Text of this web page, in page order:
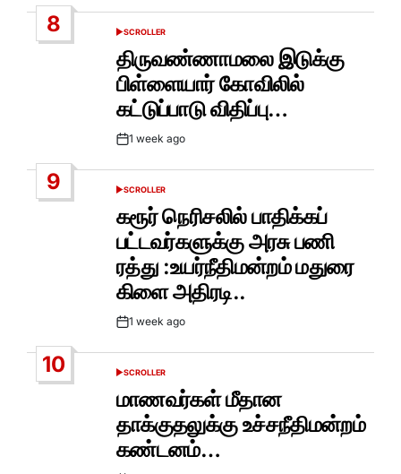
8
POSTED
SCROLLER
திருவண்ணாமலை இடுக்கு
பிள்ளையார் கோவிலில்
கட்டுப்பாடு விதிப்பு…
Post1 week ago
9
POSTED
SCROLLER
கரூர் நெரிசலில் பாதிக்கப்
பட்டவர்களுக்கு அரசு பணி
ரத்து :உயர்நீதிமன்றம் மதுரை
கிளை அதிரடி..
Post1 week ago
10
POSTED
SCROLLER
மாணவர்கள் மீதான
தாக்குதலுக்கு உச்சநீதிமன்றம்
கண்டனம்…